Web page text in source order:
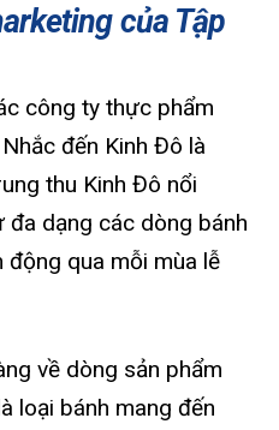
của Tập
công ty thực phẩm
đến Kinh Đô là
thu Kinh Đô nổi
dạng các dòng bánh
động qua mỗi mùa lễ
về dòng sản phẩm
loại bánh mang đến